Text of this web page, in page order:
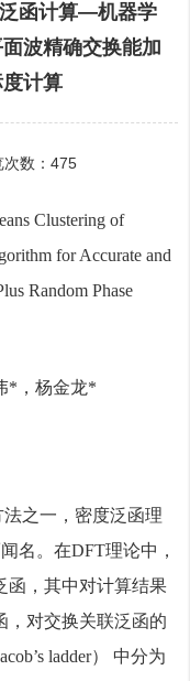
函计算—机器学
波精确交换能加
计算
数： 475
Clustering of
for Accurate and
Random Phase
*，杨金龙*
之一，密度泛函理
名。在DFT理论中，
函，其中对计算结果
，对交换关联泛函的
ladder） 中分为